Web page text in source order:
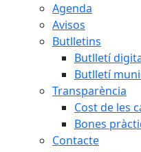
Agenda
Avisos
Butlletins
Butlletí
Butlletí
Transparència
Cost de les
Bones
Contacte